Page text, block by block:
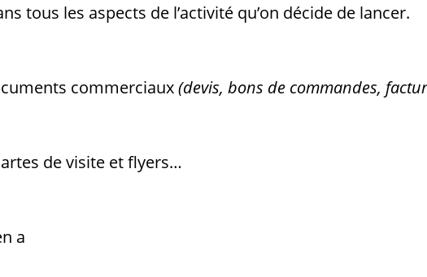
tous les aspects de l’activité qu’on décide de lancer.
commerciaux(devis, bons de commandes,
de visite et flyers…
a